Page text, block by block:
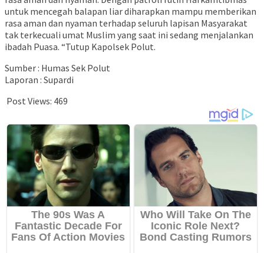
untuk mencegah balapan liar diharapkan mampu memberikan
rasa aman dan nyaman terhadap seluruh lapisan Masyarakat
tak terkecuali umat Muslim yang saat ini sedang menjalankan
ibadah Puasa. “Tutup Kapolsek Polut.
Sumber : Humas Sek Polut
Laporan : Supardi
Post Views: 469